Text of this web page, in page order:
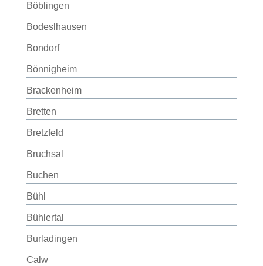
Böblingen
Bodeslhausen
Bondorf
Bönnigheim
Brackenheim
Bretten
Bretzfeld
Bruchsal
Buchen
Bühl
Bühlertal
Burladingen
Calw